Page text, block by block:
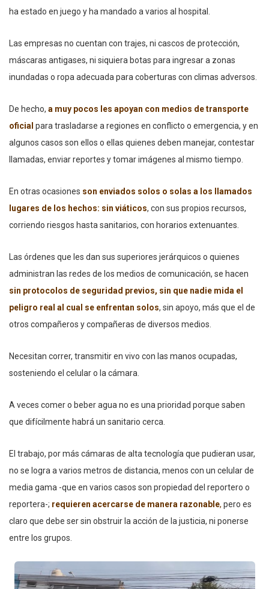
ha estado en juego y ha mandado a varios al hospital.
Las empresas no cuentan con trajes, ni cascos de protección,
máscaras antigases, ni siquiera botas para ingresar a zonas
inundadas o ropa adecuada para coberturas con climas adversos.
De hecho, a muy pocos les apoyan con medios de transporte
oficial para trasladarse a regiones en conflicto o emergencia, y en
algunos casos son ellos o ellas quienes deben manejar, contestar
llamadas, enviar reportes y tomar imágenes al mismo tiempo.
En otras ocasiones son enviados solos o solas a los llamados
lugares de los hechos: sin viáticos, con sus propios recursos,
corriendo riesgos hasta sanitarios, con horarios extenuantes.
Las órdenes que les dan sus superiores jerárquicos o quienes
administran las redes de los medios de comunicación, se hacen
sin protocolos de seguridad previos, sin que nadie mida el
peligro real al cual se enfrentan solos, sin apoyo, más que el de
otros compañeros y compañeras de diversos medios.
Necesitan correr, transmitir en vivo con las manos ocupadas,
sosteniendo el celular o la cámara.
A veces comer o beber agua no es una prioridad porque saben
que difícilmente habrá un sanitario cerca.
El trabajo, por más cámaras de alta tecnología que pudieran usar,
no se logra a varios metros de distancia, menos con un celular de
media gama -que en varios casos son propiedad del reportero o
reportera-; requieren acercarse de manera razonable, pero es
claro que debe ser sin obstruir la acción de la justicia, ni ponerse
entre los grupos.